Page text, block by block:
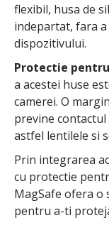
flexibil, husa de
indepartat, fara
dispozitivului.
Protectie
a acestei huse
camerei. O
previne
astfel lentilele si
Prin integrarea
cu protectie
MagSafe ofera o
pentru a-ti